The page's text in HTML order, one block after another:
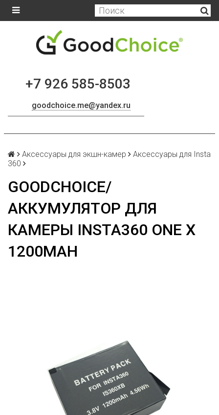
+7 926 585-8503
goodchoice.me@yandex.ru
Аксессуары для экшн-камер
Аксессуары для Insta
360
GOODCHOICE/
АККУМУЛЯТОР ДЛЯ
КАМЕРЫ INSTA360 ONE X
1200MAH